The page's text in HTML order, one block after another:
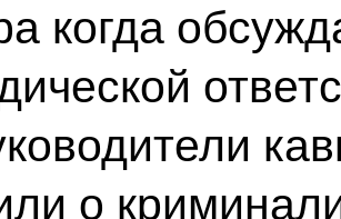
когда
о